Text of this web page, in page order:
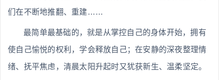
们在不断地推翻、重建……
最简单最基础的，就是从掌控自己的身体开始，拥有
使自己愉悦的权利，学会释放自己；在安静的深夜整理情
绪、抚平焦虑，清晨太阳升起时又犹获新生、温柔坚定。